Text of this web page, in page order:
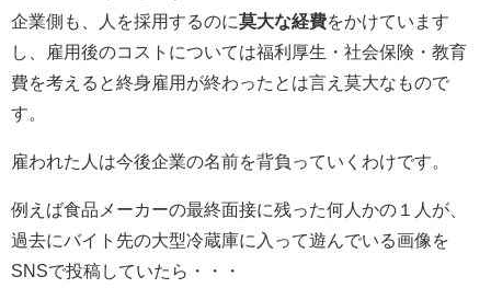
企業側も、人を採用するのに莫大な経費をかけています
し、雇用後のコストについては福利厚生・社会保険・教育
費を考えると終身雇用が終わったとは言え莫大なもので
す。
雇われた人は今後企業の名前を背負っていくわけです。
例えば食品メーカーの最終面接に残った何人かの１人が、
過去にバイト先の大型冷蔵庫に入って遊んでいる画像を
SNSで投稿していたら・・・